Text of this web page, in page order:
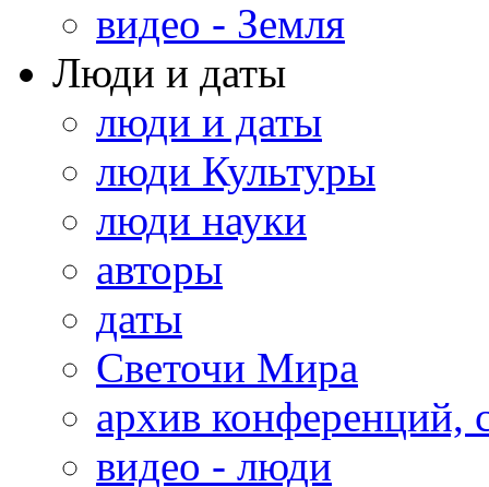
видео - Земля
Люди и даты
люди и даты
люди Культуры
люди науки
авторы
даты
Светочи Мира
архив конференций,
видео - люди